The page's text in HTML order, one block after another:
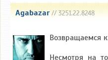
Agabazar// 3251.22.8248
Возвращаемся
Несмотря на